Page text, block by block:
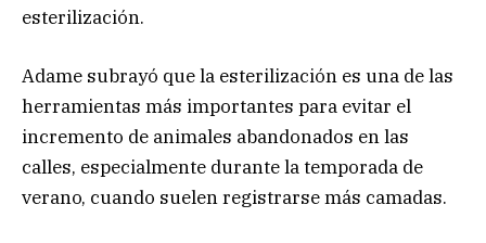
esterilización.
Adame subrayó que la esterilización es una de las
herramientas más importantes para evitar el
incremento de animales abandonados en las
calles, especialmente durante la temporada de
verano, cuando suelen registrarse más camadas.